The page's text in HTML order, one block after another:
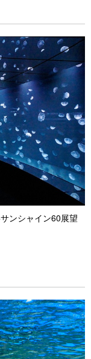
ンシャイン60展望